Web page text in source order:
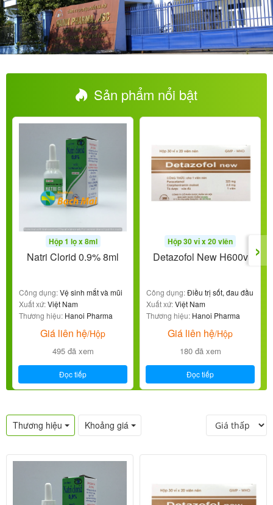
Sản phẩm nổi bật
Hộp 1 lọ x 8ml
Natri Clorid 0.9% 8ml
Công dụng:Vệ sinh mắt và mũi
Xuất xứ:Việt Nam
Thương hiệu: Hanoi Pharma
Giá liên hệ/Hộp
495 đã xem
Đọc tiếp
Hộp 30 vỉ x 20 viên
Detazofol New H600v
Công dụng:Điều trị sốt, đau đầu
Xuất xứ:Việt Nam
Thương hiệu: Hanoi Pharma
Giá liên hệ/Hộp
180 đã xem
Đọc tiếp
›
Thương hiệu Khoảng giá